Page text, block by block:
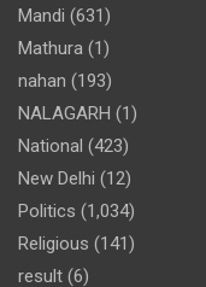
Mandi (631)
Mathura (1)
nahan (193)
NALAGARH (1)
National (423)
New Delhi (12)
Politics (1,034)
Religious (141)
result (6)